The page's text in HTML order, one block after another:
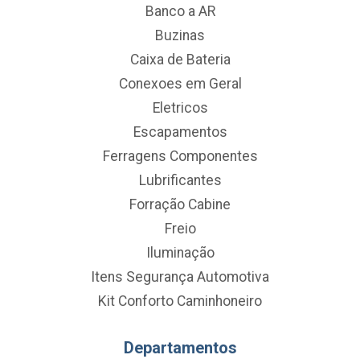
Banco a AR
Buzinas
Caixa de Bateria
Conexoes em Geral
Eletricos
Escapamentos
Ferragens Componentes
Lubrificantes
Forração Cabine
Freio
Iluminação
Itens Segurança Automotiva
Kit Conforto Caminhoneiro
Departamentos